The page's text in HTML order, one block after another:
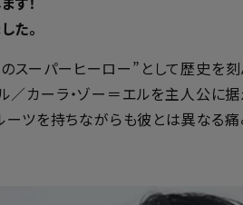
た。
スーパーヒーロー”として歴史を
カーラ・ゾー＝エルを主人公に据
ーツを持ちながらも彼とは異な